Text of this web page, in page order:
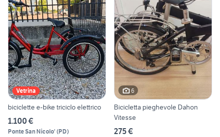
Vetrina
biciclette e-bike triciclo elettrico
1.100 €
Ponte San Nicolo' (PD)
6
Bicicletta pieghevole Dahon
Vitesse
275 €